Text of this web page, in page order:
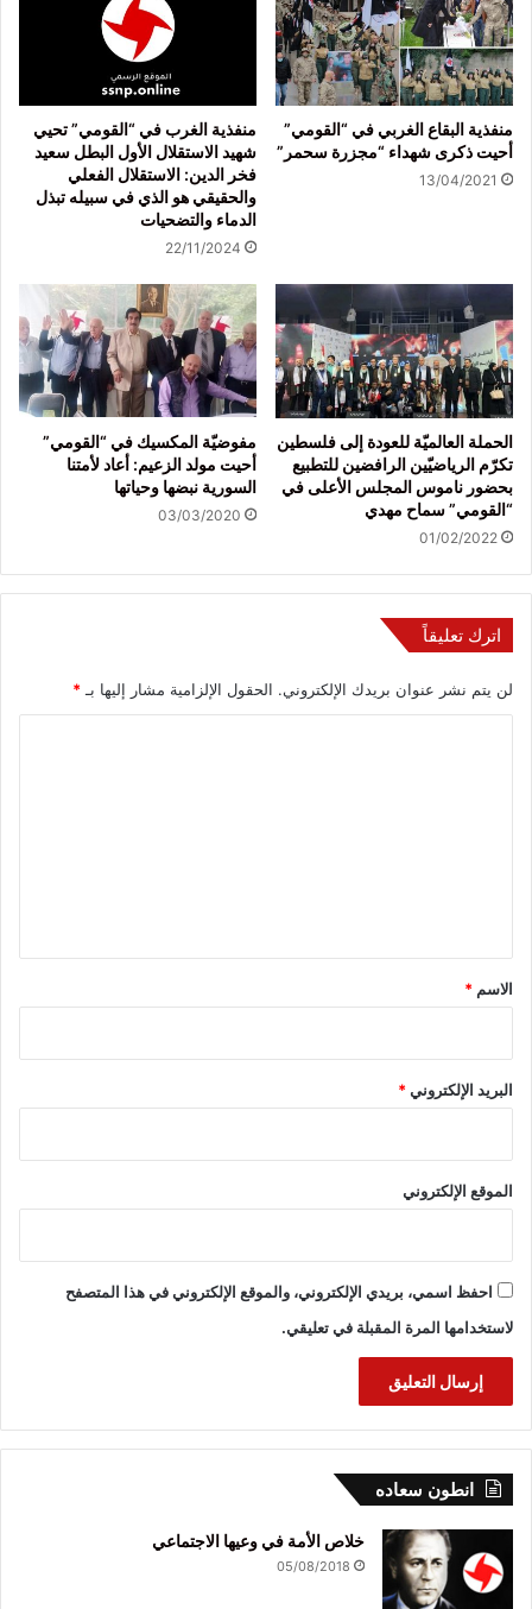
منفذية البقاع الغربي في “القومي”
أحيت ذكرى شهداء “مجزرة سحمر”
13/04/2021
منفذية الغرب في “القومي” تحيي
شهيد الاستقلال الأول البطل سعيد
فخر الدين: الاستقلال الفعلي
والحقيقي هو الذي في سبيله تبذل
الدماء والتضحيات
22/11/2024
الحملة العالميّة للعودة إلى فلسطين
تكرّم الرياضيّين الرافضين للتطبيع
بحضور ناموس المجلس الأعلى في
“القومي” سماح مهدي
01/02/2022
مفوضيّة المكسيك في “القومي”
أحيت مولد الزعيم: أعاد لأمتنا
السورية نبضها وحياتها
03/03/2020
اترك تعليقاً
لن يتم نشر عنوان بريدك الإلكتروني. الحقول الإلزامية مشار إليها بـ *
*
الاسم *
البريد الإلكتروني*
الموقع الإلكتروني
احفظ اسمي، بريدي الإلكتروني، والموقع الإلكتروني في هذا المتصفح
لاستخدامها المرة المقبلة في تعليقي.
انطون سعاده
خلاص الأمة في وعيها الاجتماعي
05/08/2018